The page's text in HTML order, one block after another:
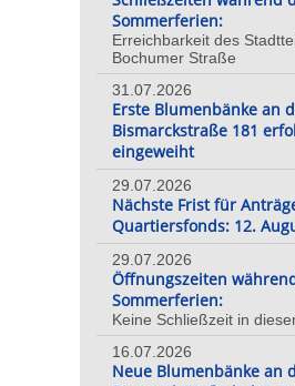
Sommerferien:
Erreichbarkeit des
Bochumer Straße
31.07.2026
Erste Blumenbänke an
Bismarckstraße 181
eingeweiht
29.07.2026
Nächste Frist für
Quartiersfonds: 12.
29.07.2026
Öffnungszeiten
Sommerferien:
Keine Schließzeit in
16.07.2026
Neue Blumenbänke an